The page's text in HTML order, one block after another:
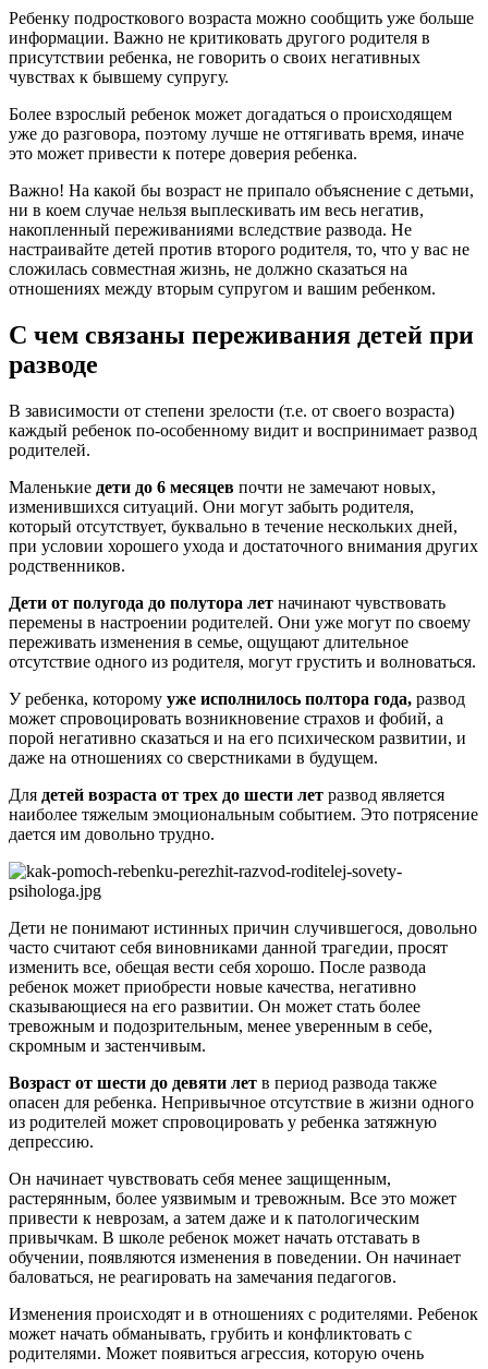
Ребенку подросткового возраста можно сообщить уже больше
информации. Важно не критиковать другого родителя в
присутствии ребенка, не говорить о своих негативных
чувствах к бывшему супругу.
Более взрослый ребенок может догадаться о происходящем
уже до разговора, поэтому лучше не оттягивать время, иначе
это может привести к потере доверия ребенка.
Важно! На какой бы возраст не припало объяснение с детьми,
ни в коем случае нельзя выплескивать им весь негатив,
накопленный переживаниями вследствие развода. Не
настраивайте детей против второго родителя, то, что у вас не
сложилась совместная жизнь, не должно сказаться на
отношениях между вторым супругом и вашим ребенком.
С чем связаны переживания детей при
разводе
В зависимости от степени зрелости (т.е. от своего возраста)
каждый ребенок по-особенному видит и воспринимает развод
родителей.
Маленькие дети до 6 месяцев почти не замечают новых,
изменившихся ситуаций. Они могут забыть родителя,
который отсутствует, буквально в течение нескольких дней,
при условии хорошего ухода и достаточного внимания других
родственников.
Дети от полугода до полутора лет начинают чувствовать
перемены в настроении родителей. Они уже могут по своему
переживать изменения в семье, ощущают длительное
отсутствие одного из родителя, могут грустить и волноваться.
У ребенка, которому уже исполнилось полтора года, развод
может спровоцировать возникновение страхов и фобий, а
порой негативно сказаться и на его психическом развитии, и
даже на отношениях со сверстниками в будущем.
Для детей возраста от трех до шести лет развод является
наиболее тяжелым эмоциональным событием. Это потрясение
дается им довольно трудно.
Дети не понимают истинных причин случившегося, довольно
часто считают себя виновниками данной трагедии, просят
изменить все, обещая вести себя хорошо. После развода
ребенок может приобрести новые качества, негативно
сказывающиеся на его развитии. Он может стать более
тревожным и подозрительным, менее уверенным в себе,
скромным и застенчивым.
Возраст от шести до девяти лет в период развода также
опасен для ребенка. Непривычное отсутствие в жизни одного
из родителей может спровоцировать у ребенка затяжную
депрессию.
Он начинает чувствовать себя менее защищенным,
растерянным, более уязвимым и тревожным. Все это может
привести к неврозам, а затем даже и к патологическим
привычкам. В школе ребенок может начать отставать в
обучении, появляются изменения в поведении. Он начинает
баловаться, не реагировать на замечания педагогов.
Изменения происходят и в отношениях с родителями. Ребенок
может начать обманывать, грубить и конфликтовать с
родителями. Может появиться агрессия, которую очень